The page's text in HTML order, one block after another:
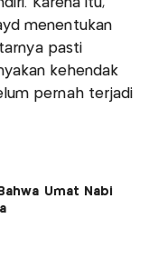
Karena itu,
menentukan
pasti
kehendak
pernah terjadi
Umat Nabi